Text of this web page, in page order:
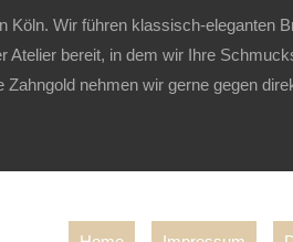
Wir führen klassisch-eleganten
bereit, in dem wir Ihre
nehmen wir gerne gegen